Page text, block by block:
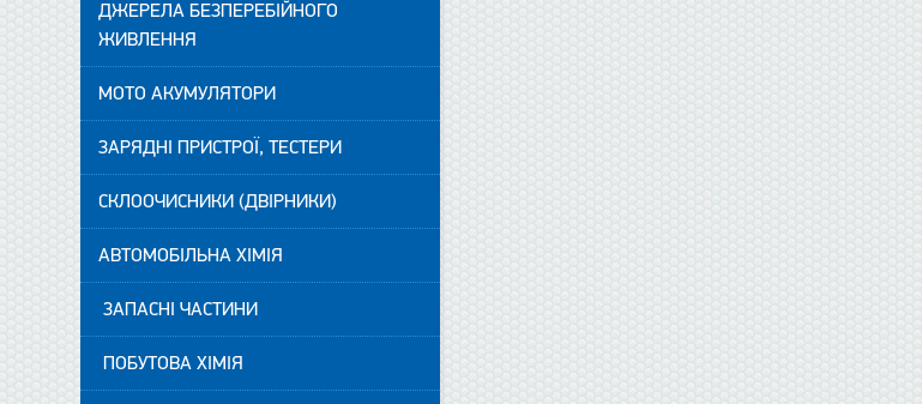
ДЖЕРЕЛА БЕЗПЕРЕБІЙНОГО
ЖИВЛЕННЯ
МОТО АКУМУЛЯТОРИ
ЗАРЯДНІ ПРИСТРОЇ, ТЕСТЕРИ
СКЛООЧИСНИКИ (ДВІРНИКИ)
АВТОМОБІЛЬНА ХІМІЯ
ЗАПАСНІ ЧАСТИНИ
ПОБУТОВА ХІМІЯ